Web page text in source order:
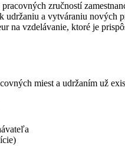
zručností
a vytváraniu nových
vzdelávanie, ktoré je
miest a udržaním už